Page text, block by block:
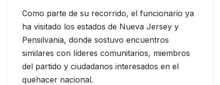
Como parte de su recorrido, el funcionario ya
ha visitado los estados de Nueva Jersey y
Pensilvania, donde sostuvo encuentros
similares con líderes comunitarios, miembros
del partido y ciudadanos interesados en el
quehacer nacional.